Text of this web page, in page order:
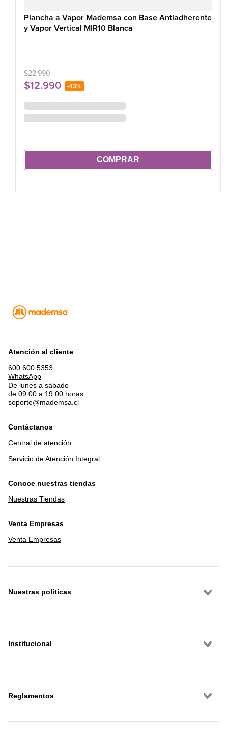
Plancha a Vapor Mademsa con Base Antiadherente
y Vapor Vertical MIR10 Blanca
$22.990
$12.990 -43%
COMPRAR
Atención al cliente
600 600 5353
WhatsApp
De lunes a sábado
de 09:00 a 19:00 horas
soporte@mademsa.cl
Contáctanos
Central de atención
Servicio de Atención Integral
Conoce nuestras tiendas
Nuestras Tiendas
Venta Empresas
Venta Empresas
Nuestras políticas
Institucional
Reglamentos